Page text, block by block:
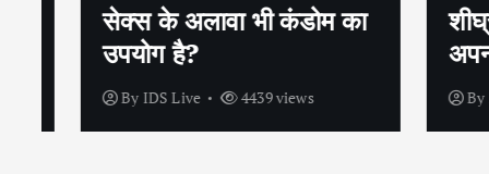
सेक्स के अलावा भी कंडोम का
उपयोग है?
ByIDS Live 4439 views By